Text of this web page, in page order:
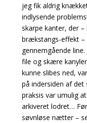
jeg fik aldrig
indlysende
skarpe kanter, der
brækstangs-effekt
gennemgående
file og skære
kunne slibes ned,
på indersiden af
praksis var umulig
arkiveret lodret…
søvnløse nætter –